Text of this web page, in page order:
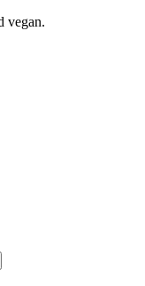
vegan.